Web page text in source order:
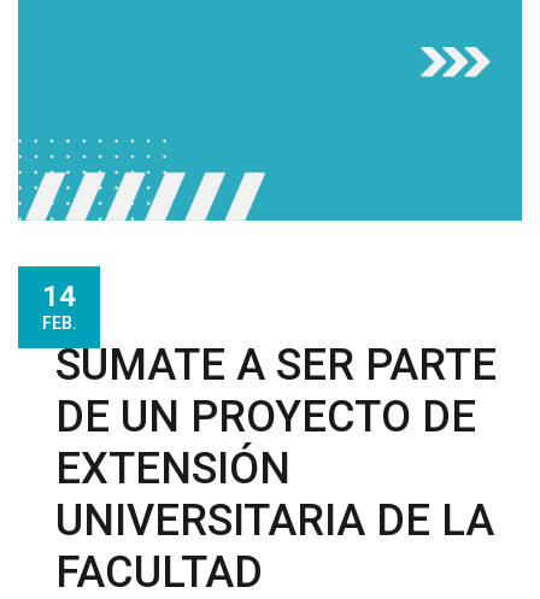
14
FEB.
SUMATE A SER PARTE
DE UN PROYECTO DE
EXTENSIÓN
UNIVERSITARIA DE LA
FACULTAD